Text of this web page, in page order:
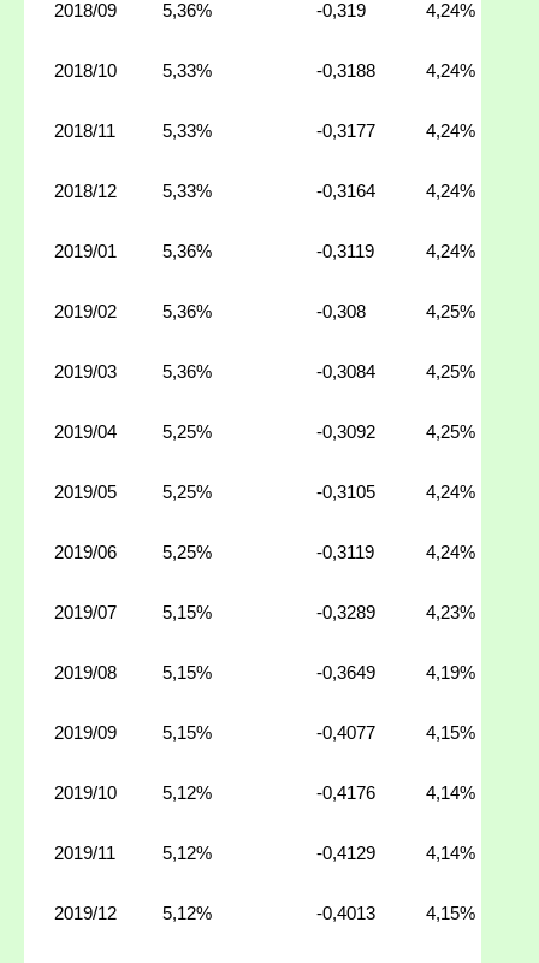
2018/09 5,36% -0,319 4,24%
2018/10 5,33% -0,3188 4,24%
2018/11 5,33% -0,3177 4,24%
2018/12 5,33% -0,3164 4,24%
2019/01 5,36% -0,3119 4,24%
2019/02 5,36% -0,308 4,25%
2019/03 5,36% -0,3084 4,25%
2019/04 5,25% -0,3092 4,25%
2019/05 5,25% -0,3105 4,24%
2019/06 5,25% -0,3119 4,24%
2019/07 5,15% -0,3289 4,23%
2019/08 5,15% -0,3649 4,19%
2019/09 5,15% -0,4077 4,15%
2019/10 5,12% -0,4176 4,14%
2019/11 5,12% -0,4129 4,14%
2019/12 5,12% -0,4013 4,15%